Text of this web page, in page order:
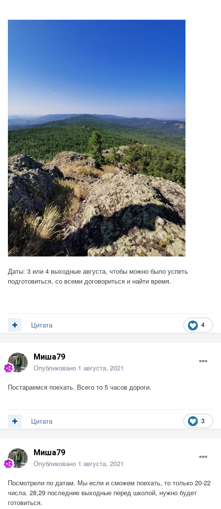
Даты: 3 или 4 выходные августа, чтобы можно было успеть
подготовиться, со всеми договориться и найти время.
4
Цитата
Миша79
Опубликовано 1 августа, 2021
Постараемся поехать. Всего то 5 часов дороги.
3
Цитата
Миша79
Опубликовано 1 августа, 2021
Посмотрели по датам. Мы если и сможем поехать, то только 20-22
числа. 28,29 последние выходные перед школой, нужно будет
готовиться.